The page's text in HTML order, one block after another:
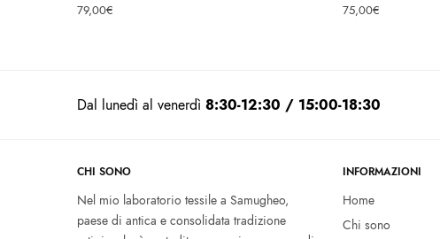
79,00€ 75,00€
Dal lunedì al venerdì8:30-12:30 / 15:00-18:30
CHI SONO
Nel mio laboratorio tessile a Samugheo,
paese di antica e consolidata tradizione
INFORMAZIONI
Home
Chi sono